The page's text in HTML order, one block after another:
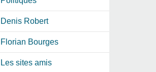
Denis Robert
Florian Bourges
Les sites amis